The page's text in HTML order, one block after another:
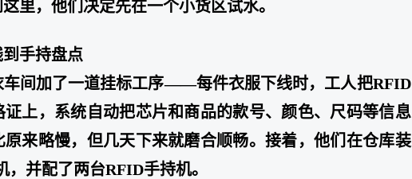
里，他们决定先在一个小货区试水。
手持盘点
车间加了一道挂标工序——每件衣服下线时，工人把RFID
上，系统自动把芯片和商品的款号、颜色、尺码等信息
来略慢，但几天下来就磨合顺畅。接着，他们在仓库装
并配了两台RFID手持机。